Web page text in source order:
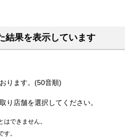
結果を表示しています
ります。(50音順)
り店舗を選択してください。
できません。
。